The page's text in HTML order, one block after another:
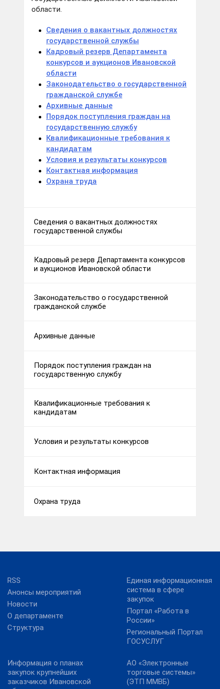
области.
Сведения о вакантных должностях
государственной службы
Кадровый резерв Департамента
конкурсов и аукционов Ивановской
области
Законодательство о государственной
гражданской службе
Архивные данные
Порядок поступления граждан на
государственную службу
Квалификационные требования к
кандидатам
Условия и результаты конкурсов
Контактная информация
Охрана труда
Сведения о вакантных должностях
государственной службы
Кадровый резерв Департамента конкурсов
и аукционов Ивановской области
Законодательство о государственной
гражданской службе
Архивные данные
Порядок поступления граждан на
государственную службу
Квалификационные требования к
кандидатам
Условия и результаты конкурсов
Контактная информация
Охрана труда
RSS
Анонсы мероприятий
Новости
О департаменте
Структура
Единая информационная
система в сфере
закупок
Портал «Работа в
России»
Региональный Портал
ГОСУСЛУГ
Информация о планах
закупок крупнейших
заказчиков Ивановской
АО «Электронные
торговые системы»
(ЭТП ММВБ)